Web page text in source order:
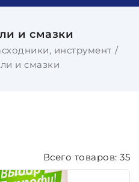
и смазки
инструмент
и смазки
Всего товаров: 35